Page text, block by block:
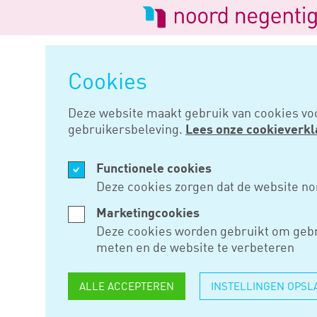
Cookies
Deze website maakt gebruik van cookies
gebruikersbeleving. Lees onze
Functionele cookies
Deze cookies zorgen dat de website
Marketingcookies
Deze cookies worden gebruikt om
meten en de website te verbeteren
ALLE ACCEPTEREN INSTELLINGEN
Logo
van
Noord
Negentig
Niks doen
FEB 12, 2019
NIKS
METEEN
Als een